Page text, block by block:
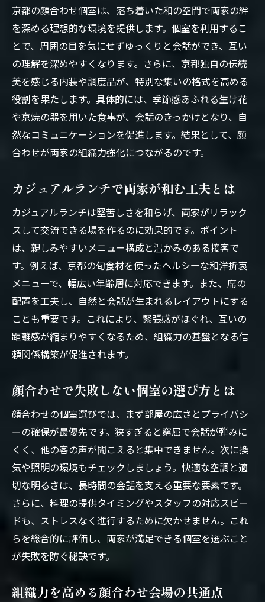
京都の顔合わせ個室は、落ち着いた和の空間で両家の絆
を深める理想的な環境を提供します。個室を利用するこ
とで、周囲の目を気にせずゆっくりと会話ができ、互い
の理解を深めやすくなります。さらに、京都独自の伝統
美を感じる内装や調度品が、特別な集いの格式を高める
役割を果たします。具体的には、季節感あふれる生け花
や京焼の器を用いた食事が、会話のきっかけとなり、自
然なコミュニケーションを促進します。結果として、顔
合わせが両家の組織力強化につながるのです。
カジュアルランチで両家が和む工夫とは
カジュアルランチは堅苦しさを和らげ、両家がリラック
スして交流できる場を作るのに効果的です。ポイント
は、親しみやすいメニュー構成と温かみのある接客で
す。例えば、京都の旬食材を使ったヘルシーな和洋折衷
メニューで、幅広い年齢層に対応できます。また、席の
配置を工夫し、自然と会話が生まれるレイアウトにする
ことも重要です。これにより、緊張感がほぐれ、互いの
距離感が縮まりやすくなるため、組織力の基盤となる信
頼関係構築が促進されます。
顔合わせで失敗しない個室の選び方とは
顔合わせの個室選びでは、まず部屋の広さとプライバシ
ーの確保が最優先です。狭すぎると窮屈で会話が弾みに
くく、他の客の声が聞こえると集中できません。次に換
気や照明の環境もチェックしましょう。快適な空調と適
切な明るさは、長時間の会話を支える重要な要素です。
さらに、料理の提供タイミングやスタッフの対応スピー
ドも、ストレスなく進行するために欠かせません。これ
らを総合的に評価し、両家が満足できる個室を選ぶこと
が失敗を防ぐ秘訣です。
組織力を高める顔合わせ会場の共通点